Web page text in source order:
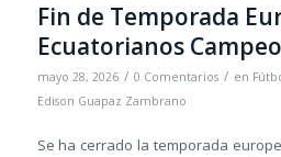
Fin de Temporada
Ecuatorianos
mayo 28, 2026 / 0 Comentarios / en
Edison Guapaz Zambrano
Se ha cerrado la temporada